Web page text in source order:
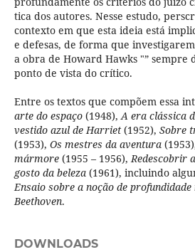
tica dos autores. Nesse estudo,
contexto em que esta ideia está
e defesas, de forma que
a obra de Howard Hawks "” sempre
ponto de vista do crí­tico.
Entre os textos que compõem essa
arte do espaço (1948),A era clássica
vestido azul de Harriet(1952), Sobre
(1953), Os mestres da aventura
mármore(1955 – 1956),Redescobrir
gosto da beleza (1961), incluindo
Ensaio sobre a noção de
Beethoven.
DOWNLOADS